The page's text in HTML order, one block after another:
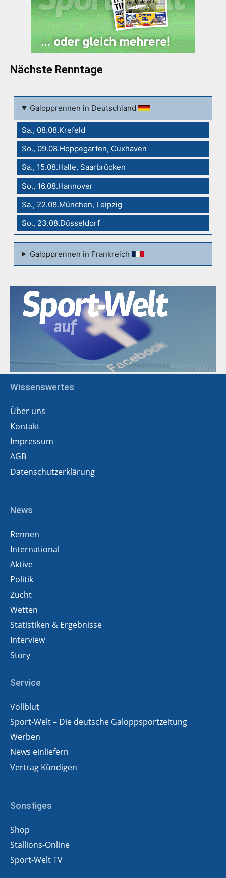
Nächste Renntage
Galopprennen in Deutschland
Sa., 08.08.Krefeld
So., 09.08.Hoppegarten, Cuxhaven
Sa., 15.08.Halle, Saarbrücken
So., 16.08.Hannover
Sa., 22.08.München, Leipzig
So., 23.08.Düsseldorf
Galopprennen in Frankreich
Wissenswertes
Über uns
Kontakt
Impressum
AGB
Datenschutzerklärung
News
Rennen
International
Aktive
Politik
Zucht
Wetten
Statistiken & Ergebnisse
Interview
Story
Service
Vollblut
Sport-Welt – Die deutsche Galoppsportzeitung
Werben
News einliefern
Vertrag Kündigen
Sonstiges
Shop
Stallions-Online
Sport-Welt TV